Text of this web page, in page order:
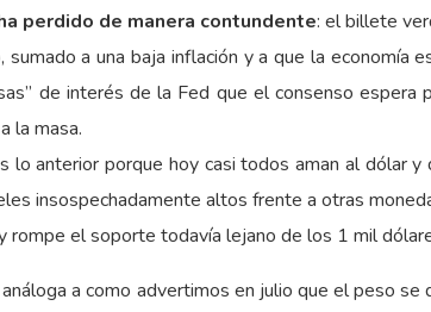
perdido de manera contundente: el billete
sumado a una baja inflación y a que la economía
de interés de la Fed que el consenso espera
la masa.
lo anterior porque hoy casi todos aman al dólar
insospechadamente altos frente a otras
rompe el soporte todavía lejano de los 1 mil
a como advertimos en julio que el peso